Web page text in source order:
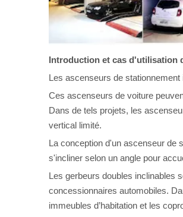
Introduction et cas d'utilisation
Les ascenseurs de
Ces ascenseurs de voiture
Dans de tels projets, les
vertical limité.
La conception d'un ascenseur de
s'incliner selon un angle pour
Les gerbeurs doubles inclinables
concessionnaires automobiles.
immeubles d’habitation et les